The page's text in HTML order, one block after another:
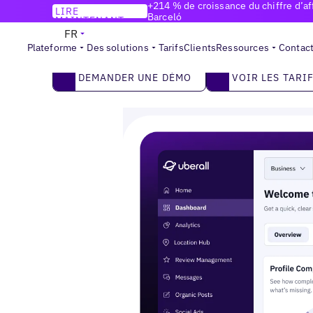
LIRE
MAINTENANT
+214 % de croissance du chiffre
Barceló
Plateforme Des solutions TarifsClientsRessources
FR
PLATEFORME DE MARKETING LOCAL
Devenez la marque que les clients choisissent
De la recherche locale à l’IA, faites de vos
Demander une démo
DEMANDER UNE DÉMO Voir les tarifs
VOIR LES
2